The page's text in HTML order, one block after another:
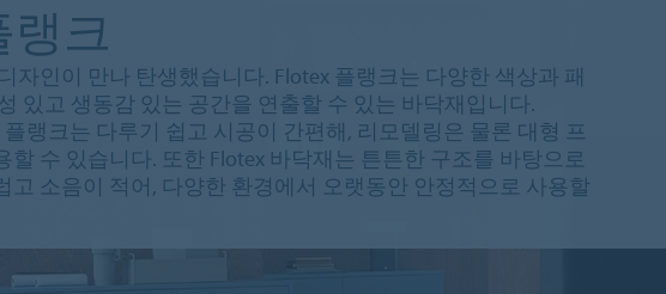
랭크
자인이 만나 탄생했습니다. Flotex 플랭크는 다양한 색상과 패
있고 생동감 있는 공간을 연출할 수 있는 바닥재입니다.
랭크는 다루기 쉽고 시공이 간편해, 리모델링은 물론 대형 프
할 수 있습니다. 또한 Flotex 바닥재는 튼튼한 구조를 바탕으로
고 소음이 적어, 다양한 환경에서 오랫동안 안정적으로 사용할